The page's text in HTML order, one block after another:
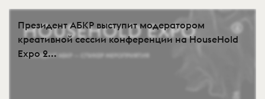
Президент АБКР выступит модератором
креативной сессии конференции на HouseHold
Expo 2...